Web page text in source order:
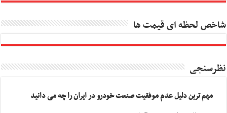
شاخص لحظه ای قیمت ها
نظرسنجی
مهم ترین دلیل عدم موفقیت صنعت خودرو در ایران را چه می دانید